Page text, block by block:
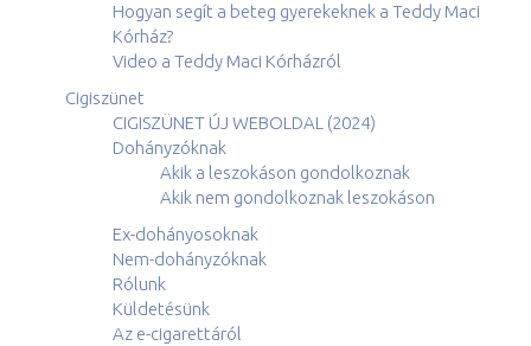
Hogyan segít a beteg gyerekeknek a Teddy Maci
Kórház?
Video a Teddy Maci Kórházról
Cigiszünet
CIGISZÜNET ÚJ WEBOLDAL (2024)
Dohányzóknak
Akik a leszokáson gondolkoznak
Akik nem gondolkoznak leszokáson
Ex-dohányosoknak
Nem-dohányzóknak
Rólunk
Küldetésünk
Az e-cigarettáról